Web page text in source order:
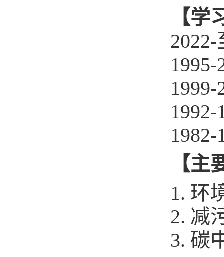
【
【主
1. 环
2. 减
3. 碳